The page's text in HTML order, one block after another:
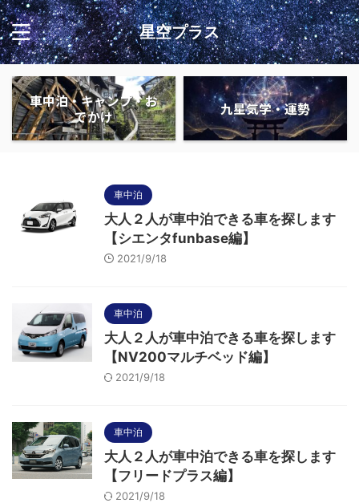
星空プラス
車中泊・キャンプ・お
でかけ
九星気学・運勢
車中泊
大人２人が車中泊できる車を探します
【シエンタfunbase編】
2021/9/18
車中泊
大人２人が車中泊できる車を探します
【NV200マルチベッド編】
2021/9/18
車中泊
大人２人が車中泊できる車を探します
【フリードプラス編】
2021/9/18